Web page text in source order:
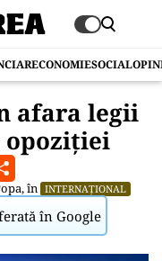
ECONOMIESOCIAL
afara legii
opoziției
, în INTERNAȚIONAL
în Google